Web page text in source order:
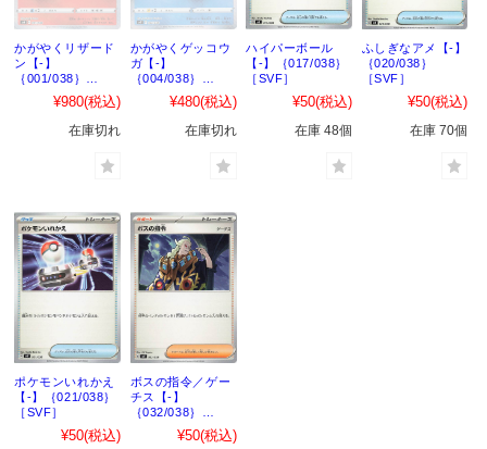
かがやくリザード
ン【-】
｛001/038｝
［SVF］¥980(税込)
在庫切れ
かがやくゲッコウ
ガ【-】
｛004/038｝
［SVF］¥480(税込)
在庫切れ
ハイパーボール
【-】｛017/038｝
［SVF］
¥50(税込)
在庫 48個
ふしぎなアメ【-】
｛020/038｝
［SVF］
¥50(税込)
在庫 70個
ポケモンいれかえ
【-】｛021/038｝
［SVF］
¥50(税込)
ボスの指令／ゲー
チス【-】
｛032/038｝
［SVF］¥50(税込)